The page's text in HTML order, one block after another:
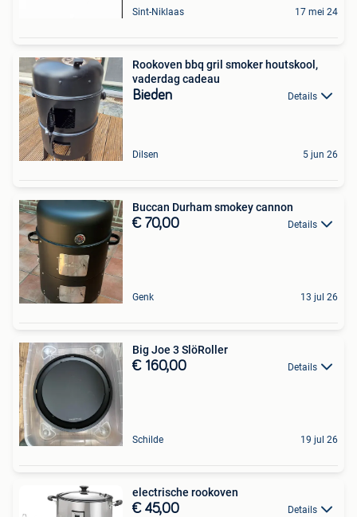
Sint-Niklaas 17 mei 24
Rookoven bbq gril smoker houtskool,
vaderdag cadeau
Bieden Details
Dilsen 5 jun 26
Buccan Durham smokey cannon
€ 70,00 Details
Genk 13 jul 26
Big Joe 3 SlöRoller
€ 160,00 Details
Schilde 19 jul 26
electrische rookoven
€ 45,00 Details